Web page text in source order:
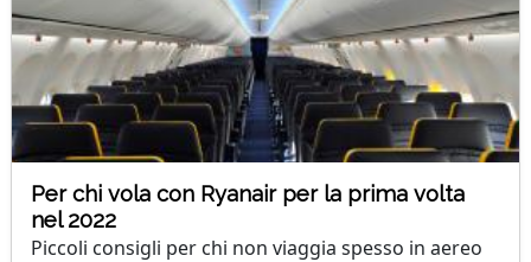
Per chi vola con Ryanair per la prima volta
nel 2022
Piccoli consigli per chi non viaggia spesso in aereo